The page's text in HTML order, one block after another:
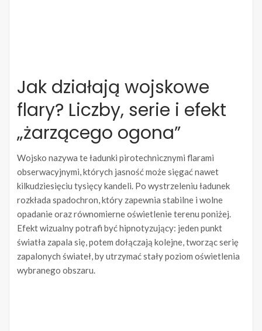
Jak działają wojskowe
flary? Liczby, serie i efekt
„żarzącego ogona”
Wojsko nazywa te ładunki pirotechnicznymi flarami
obserwacyjnymi, których jasność może sięgać nawet
kilkudziesięciu tysięcy kandeli. Po wystrzeleniu ładunek
rozkłada spadochron, który zapewnia stabilne i wolne
opadanie oraz równomierne oświetlenie terenu poniżej.
Efekt wizualny potrafi być hipnotyzujący: jeden punkt
światła zapala się, potem dołączają kolejne, tworząc serię
zapalonych świateł, by utrzymać stały poziom oświetlenia
wybranego obszaru.